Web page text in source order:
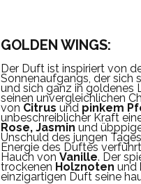
GOLDEN WINGS:
Der Duft ist inspiriert von
Sonnenaufgangs, der sich
und sich ganz in goldenes
seinen unvergleichlichen
von Citrus und pinkem
unbeschreiblicher Kraft
Rose, Jasmin und
Unschuld des jungen
Energie des Duftes
Hauch von Vanille. Der
trockenen Holznoten und
einzigartigen Duft seine